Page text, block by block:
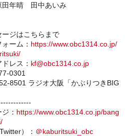
年晴 田中あいみ
ジはこちらまで
ーム： https://www.obc1314.co.jp/
レス： kf@obc1314.co.jp
0301
8501 ラジオ大阪「かぶりつきBIG
： https://www.obc1314.co.jp/bang
）： ＠kaburitsuki_obc